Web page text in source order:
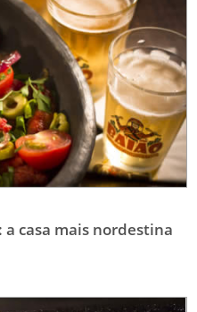
casa mais nordestina